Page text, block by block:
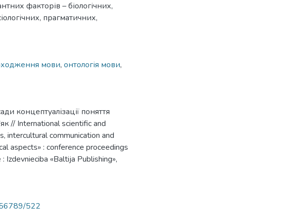
факторів – біологічних,
прагматичних,
мови, онтологія мови,
концептуалізації поняття
// International scientific and
intercultural communication and
aspects» : conference proceedings
«Baltija Publishing»,
522